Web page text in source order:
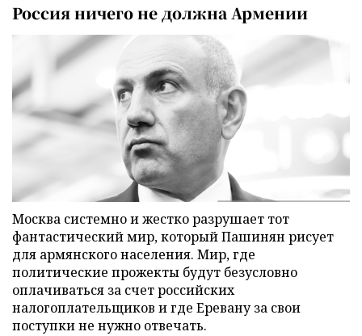
Россия ничего не должна Армении
Москва системно и жестко разрушает тот
фантастический мир, который Пашинян рисует
для армянского населения. Мир, где
политические прожекты будут безусловно
оплачиваться за счет российских
налогоплательщиков и где Еревану за свои
поступки не нужно отвечать.